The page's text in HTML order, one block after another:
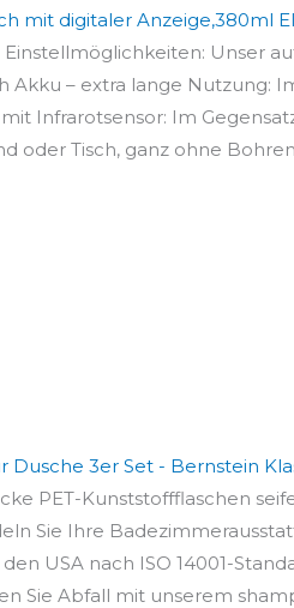
mit digitaler Anzeige,380ml
Einstellmöglichkeiten: Unser
Akku – extra lange Nutzung:
Infrarotsensor: Im
oder Tisch, ganz ohne
3er Set - Bernstein
PET-Kunststoffflaschen
Sie Ihre
USA nach ISO 14001-
Sie Abfall mit unserem